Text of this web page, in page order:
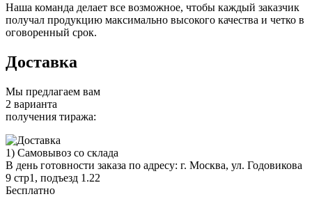
Наша команда делает все возможное, чтобы каждый заказчик
получал продукцию максимально высокого качества и четко в
оговоренный срок.
Доставка
Мы предлагаем вам
2 варианта
получения тиража:
1) Самовывоз со склада
В день готовности заказа по адресу: г. Москва, ул. Годовикова
9 стр1, подъезд 1.22
Бесплатно